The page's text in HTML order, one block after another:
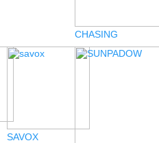
CHASING
SAVOX